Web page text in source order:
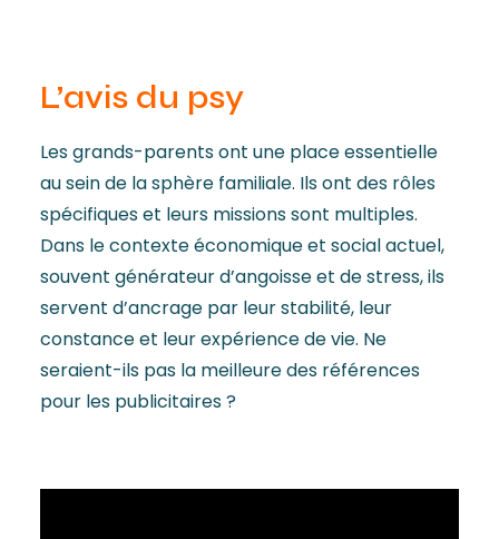
L’avis du psy
Les grands-parents ont une place essentielle
au sein de la sphère familiale. Ils ont des rôles
spécifiques et leurs missions sont multiples.
Dans le contexte économique et social actuel,
souvent générateur d’angoisse et de stress, ils
servent d’ancrage par leur stabilité, leur
constance et leur expérience de vie. Ne
seraient-ils pas la meilleure des références
pour les publicitaires ?